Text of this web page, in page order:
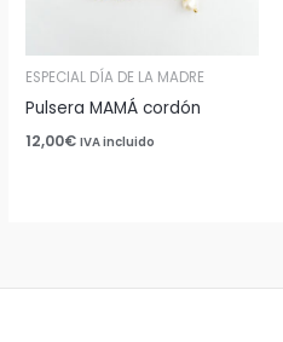
ESPECIAL DÍA DE LA MADRE
Pulsera MAMÁ cordón
12,00€ IVA incluido